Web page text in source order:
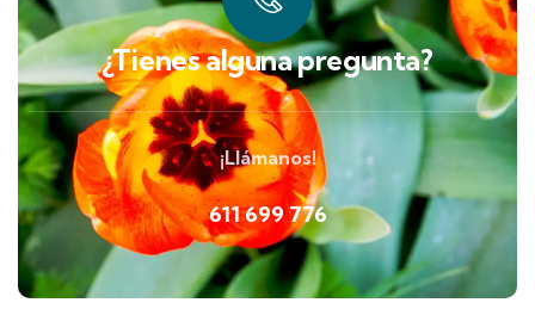
¿Tienes alguna pregunta?
¡Llámanos!
611 699 776